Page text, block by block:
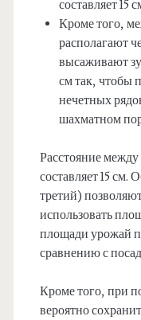
составляет 15
Кроме того,
располагают
высаживают
см так, чтобы
нечетных
шахматном
Расстояние
составляет 15 см.
третий)
использовать
площади урожай
сравнению с
Кроме того, при
вероятно